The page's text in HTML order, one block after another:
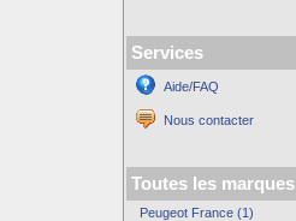
Services
Aide/FAQ
Nous contacter
Toutes les marques
Peugeot France (1)